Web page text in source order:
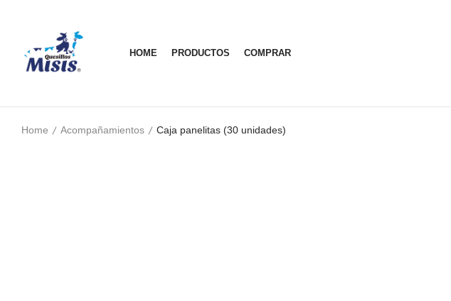
HOME PRODUCTOS COMPRAR
Home Acompañamientos Caja panelitas (30 unidades)